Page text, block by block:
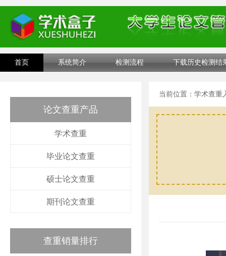
首页 系统简介 检测流程 下载历史检测结
论文查重产品
学术查重
毕业论文查重
硕士论文查重
期刊论文查重
查重销量排行
当前位置： 学术查重